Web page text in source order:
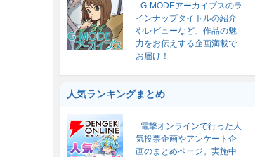
G-MODEアーカイブスのラ
インナップタイトルの紹介
やレビューなど、作品の魅
力をお伝えする企画満載で
お届け！
人気ランキングまとめ
電撃オンラインで行った人
気投票企画やアンケート企
画のまとめページ。実施中